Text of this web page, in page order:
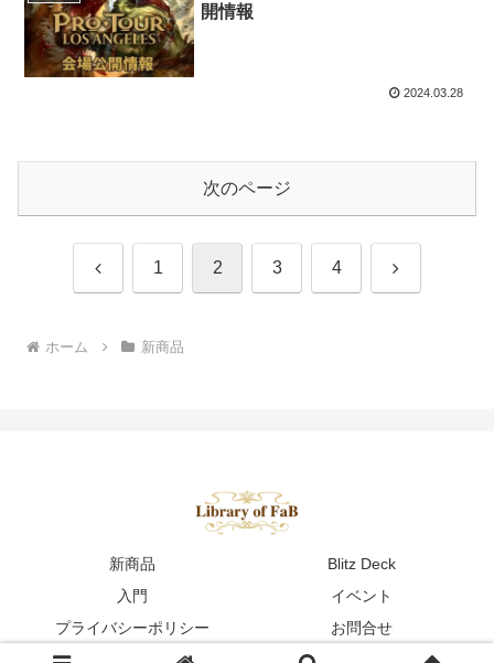
開情報
2024.03.28
次のページ
前 1 2 3 4 次
ホーム 新商品
新商品
Blitz Deck
入門
イベント
プライバシーポリシー
お問合せ